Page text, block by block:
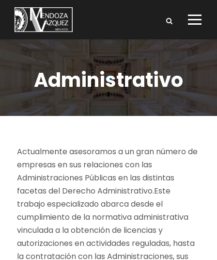
Administrativo
Actualmente asesoramos a un gran número de
empresas en sus relaciones con las
Administraciones Públicas en las distintas
facetas del Derecho Administrativo.Este
trabajo especializado abarca desde el
cumplimiento de la normativa administrativa
vinculada a la obtención de licencias y
autorizaciones en actividades reguladas, hasta
la contratación con las Administraciones, sus